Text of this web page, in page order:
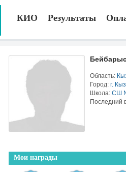
КИО Результаты
Область:
Город: г.
Школа: СШ
Последний
Мои награды